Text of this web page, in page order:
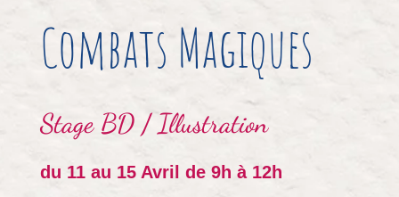
Combats Magiques
Stage BD / Illustration
du 11 au 15 Avril de 9h à 12h